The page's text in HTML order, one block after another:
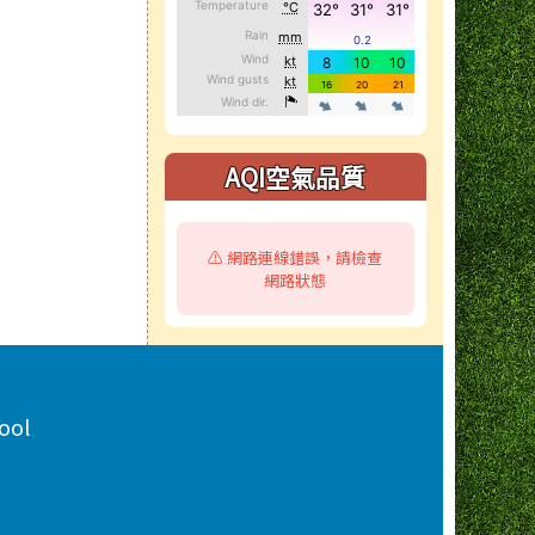
AQI空氣品質
⚠️ 網路連線錯誤，請檢查
網路狀態